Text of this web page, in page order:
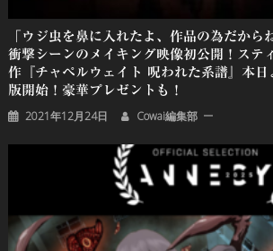
「ウジ虫を鼻に入れたよ、作品の為だから
衝撃シーンのメイキング映像初公開！ステ
作『チャペルウェイト 呪われた系譜』本
版開始！豪華プレゼントも！
2021年12月24日 Cowai編集部